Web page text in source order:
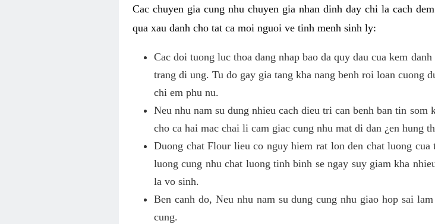
Cac chuyen gia cung nhu chuyen gia nhan dinh day chi la cach
qua xau danh cho tat ca moi nguoi ve tinh menh sinh ly:
Cac doi tuong luc thoa dang nhap bao da quy dau cua kem
trang di ung. Tu do gay gia tang kha nang benh roi loan cuong
chi em phu nu.
Neu nhu nam su dung nhieu cach dieu tri can benh ban tin som
cho ca hai mac chai li cam giac cung nhu mat di dan ¿en hung
Duong chat Flour lieu co nguy hiem rat lon den chat luong
luong cung nhu chat luong tinh binh se ngay suy giam kha
la vo sinh.
Ben canh do, Neu nhu nam su dung cung nhu giao hop sai
cung.